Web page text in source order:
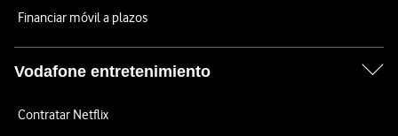
Financiar móvil a plazos
Vodafone entretenimiento
Contratar Netflix